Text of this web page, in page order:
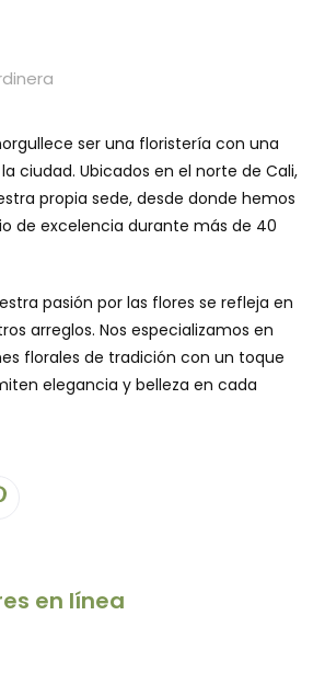
ser una floristería con una
ciudad. Ubicados en el norte de Cali,
propia sede, desde donde hemos
de excelencia durante más de 40
pasión por las flores se refleja en
arreglos. Nos especializamos en
florales de tradición con un toque
elegancia y belleza en cada
en línea